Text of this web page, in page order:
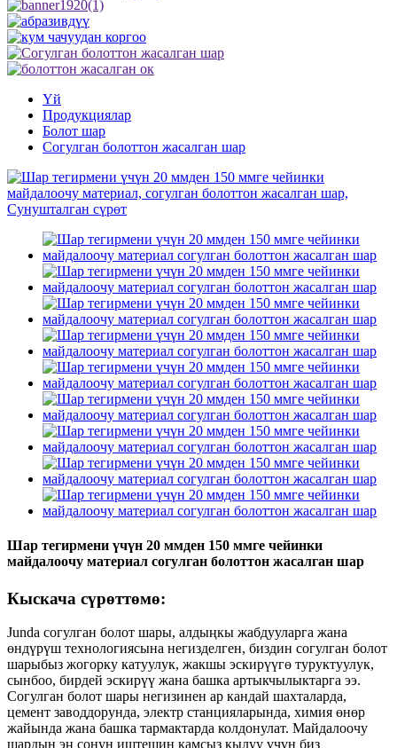
Үй
Продукциялар
Болот шар
Согулган болоттон жасалган шар
Шар тегирмени үчүн 20 ммден 150 ммге чейинки
майдалоочу материал согулган болоттон жасалган шар
Кыскача сүрөттөмө:
Junda согулган болот шары, алдыңкы жабдууларга жана
өндүрүш технологиясына негизделген, биздин согулган болот
шарыбыз жогорку катуулук, жакшы эскирүүгө туруктуулук,
сынбоо, бирдей эскирүү жана башка артыкчылыктарга ээ.
Согулган болот шары негизинен ар кандай шахталарда,
цемент заводдорунда, электр станцияларында, химия өнөр
жайында жана башка тармактарда колдонулат. Майдалоочу
шардын эң сонун иштешин камсыз кылуу үчүн биз